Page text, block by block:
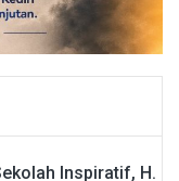
Inspiratif, H.